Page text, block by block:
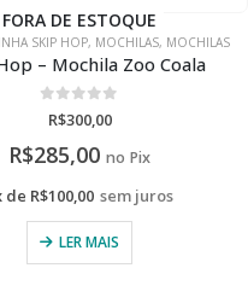
FORA DE ESTOQUE
,LANCHEIRAS,LINHA SKIP HOP
– Kit Zoo Borboleta
0de 5
R$1.380,00
R$1.311,00 no Pix
de R$460,00 sem juros
LER MAIS